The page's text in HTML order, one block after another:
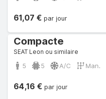
61,07 € par jour
Compacte
SEAT Leon ou similaire
5 5 A/C Man.
64,16 € par jour